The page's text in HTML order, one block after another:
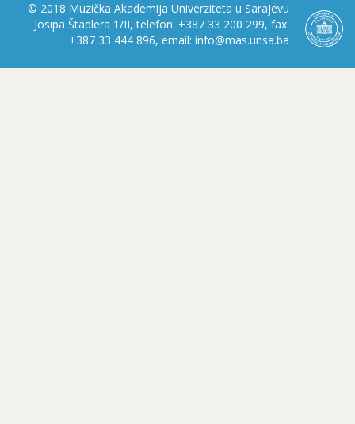
© 2018 Muzička Akademija Univerziteta u Sarajevu
Josipa Štadlera 1/II, telefon: +387 33 200 299, fax:
+387 33 444 896, email: info@mas.unsa.ba